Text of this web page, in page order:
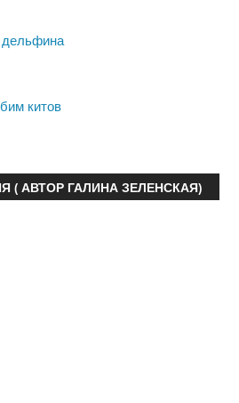
дельфина
китов
( АВТОР ГАЛИНА ЗЕЛЕНСКАЯ)